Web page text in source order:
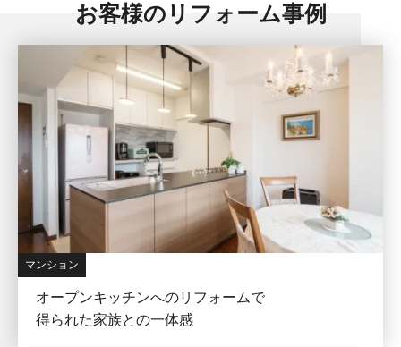
お客様のリフォーム事例
マンション
オープンキッチンへのリフォームで
得られた家族との一体感